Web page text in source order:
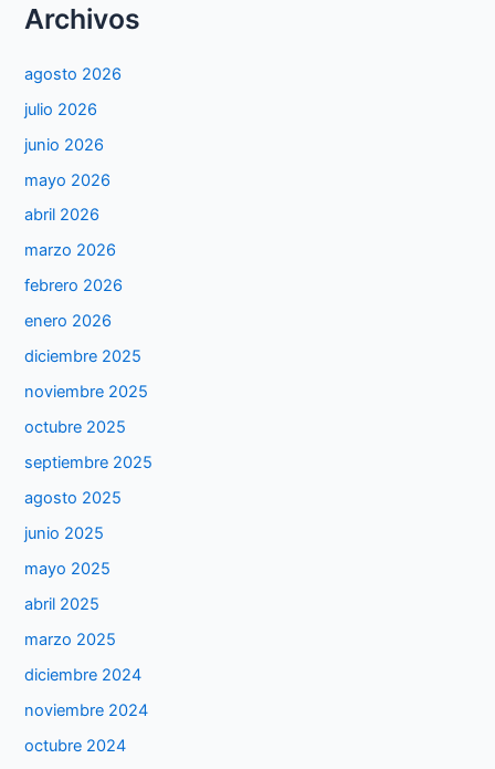
Archivos
agosto 2026
julio 2026
junio 2026
mayo 2026
abril 2026
marzo 2026
febrero 2026
enero 2026
diciembre 2025
noviembre 2025
octubre 2025
septiembre 2025
agosto 2025
junio 2025
mayo 2025
abril 2025
marzo 2025
diciembre 2024
noviembre 2024
octubre 2024